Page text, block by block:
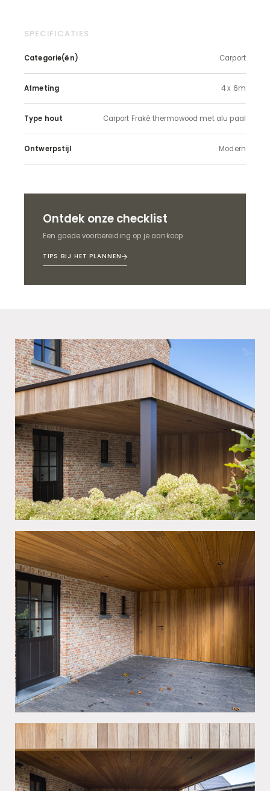
SPECIFICATIES
Categorie(ën) Carport
Afmeting 4 x 6m
Type hout Carport Fraké thermowood met alu paal
Ontwerpstijl Modern
Ontdek onze checklist
Een goede voorbereiding op je aankoop
TIPS BIJ HET PLANNEN